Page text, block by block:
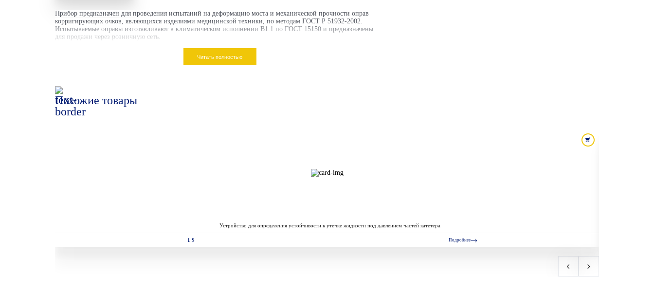
Прибор предназначен для проведения испытаний на деформацию моста и механической прочности оправ
корригирующих очков, являющихся изделиями медицинской техники, по методам ГОСТ Р 51932-2002.
Испытываемые оправы изготавливают в климатическом исполнении В1.1 по ГОСТ 15150 и предназначены
для продажи через розничную сеть.
Читать полностью
Похожие товары
Устройство для определения устойчивости к утечке жидкости под давлением частей катетера
1 $ Подробнее